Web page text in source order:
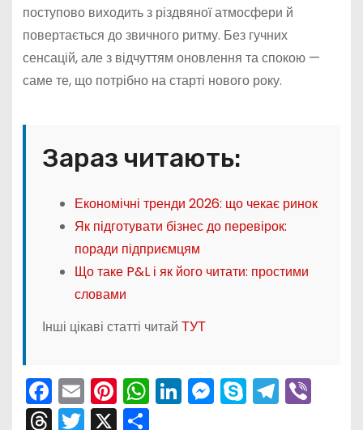
поступово виходить з різдвяної атмосфери й
повертається до звичного ритму. Без гучних
сенсацій, але з відчуттям оновлення та спокою —
саме те, що потрібно на старті нового року.
Зараз читають:
Економічні тренди 2026: що чекає ринок
Як підготувати бізнес до перевірок:
поради підприємцям
Що таке P&L і як його читати: простими
словами
Інші цікаві статті читай ТУТ
F
a
E
m
Pi
nt
W
h
Li
n
M
e
S
k
T
el
Vi
T T X П